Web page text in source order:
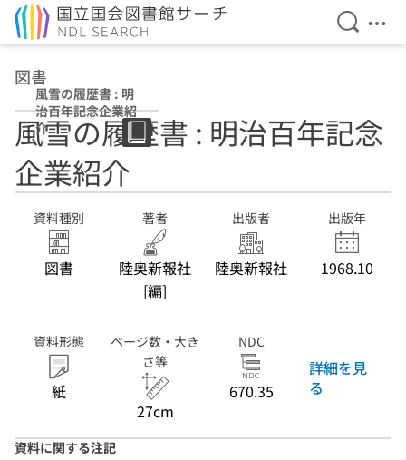
検索を
メ
図書
風雪の履歴書 : 明
治百年記念企業紹
介
風雪の履歴書 : 明治百年記念
企業紹介
資料種別
図書
著者
陸奥新報社
[編]
出版者
陸奥新報社
出版年
1968.10
資料形態
紙
ページ数・大き
さ等
27cm
NDC
670.35
詳細を見
る
資料に関する注記